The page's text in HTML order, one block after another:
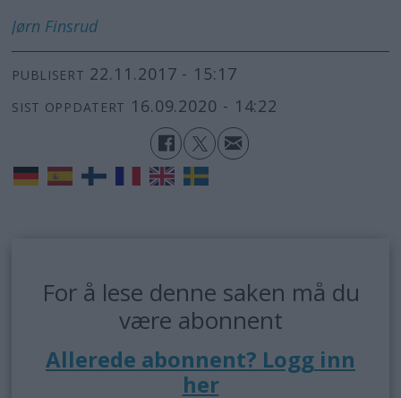
Jørn Finsrud
PUBLISERT 22.11.2017 - 15:17
SIST OPPDATERT 16.09.2020 - 14:22
For å lese denne saken må du
være abonnent
Allerede abonnent? Logg inn
her